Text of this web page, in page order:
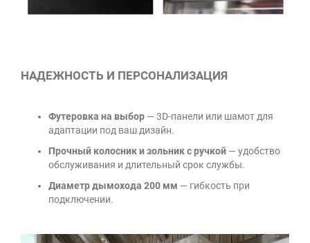
НАДЕЖНОСТЬ И ПЕРСОНАЛИЗАЦИЯ
Футеровка на выбор — 3D-панели или шамот для
адаптации под ваш дизайн.
Прочный колосник и зольник с ручкой — удобство
обслуживания и длительный срок службы.
Диаметр дымохода 200 мм — гибкость при
подключении.